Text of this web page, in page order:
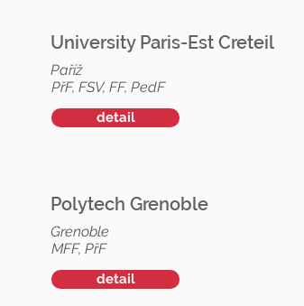
University Paris-Est Creteil
Paříž
PřF, FSV, FF, PedF
detail
Polytech Grenoble
Grenoble
MFF, PřF
detail